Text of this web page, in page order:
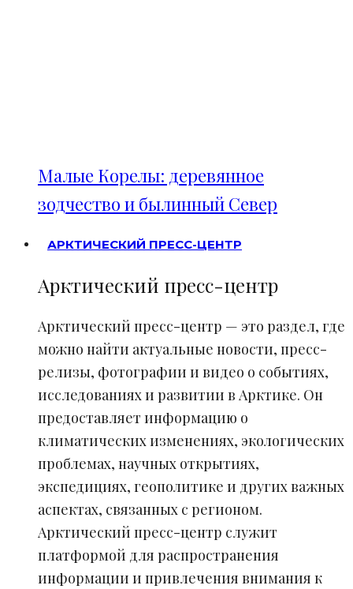
Малые Корелы: деревянное
зодчество и былинный Север
АРКТИЧЕСКИЙ ПРЕСС-ЦЕНТР
Арктический пресс-центр
Арктический пресс-центр — это раздел, где
можно найти актуальные новости, пресс-
релизы, фотографии и видео о событиях,
исследованиях и развитии в Арктике. Он
предоставляет информацию о
климатических изменениях, экологических
проблемах, научных открытиях,
экспедициях, геополитике и других важных
аспектах, связанных с регионом.
Арктический пресс-центр служит
платформой для распространения
информации и привлечения внимания к